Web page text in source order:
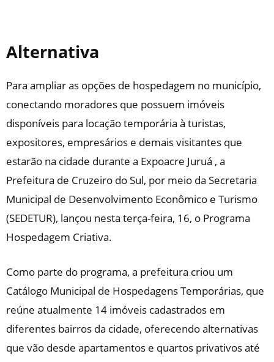
Alternativa
Para ampliar as opções de hospedagem no município,
conectando moradores que possuem imóveis
disponíveis para locação temporária à turistas,
expositores, empresários e demais visitantes que
estarão na cidade durante a Expoacre Juruá , a
Prefeitura de Cruzeiro do Sul, por meio da Secretaria
Municipal de Desenvolvimento Econômico e Turismo
(SEDETUR), lançou nesta terça-feira, 16, o Programa
Hospedagem Criativa.
Como parte do programa, a prefeitura criou um
Catálogo Municipal de Hospedagens Temporárias, que
reúne atualmente 14 imóveis cadastrados em
diferentes bairros da cidade, oferecendo alternativas
que vão desde apartamentos e quartos privativos até